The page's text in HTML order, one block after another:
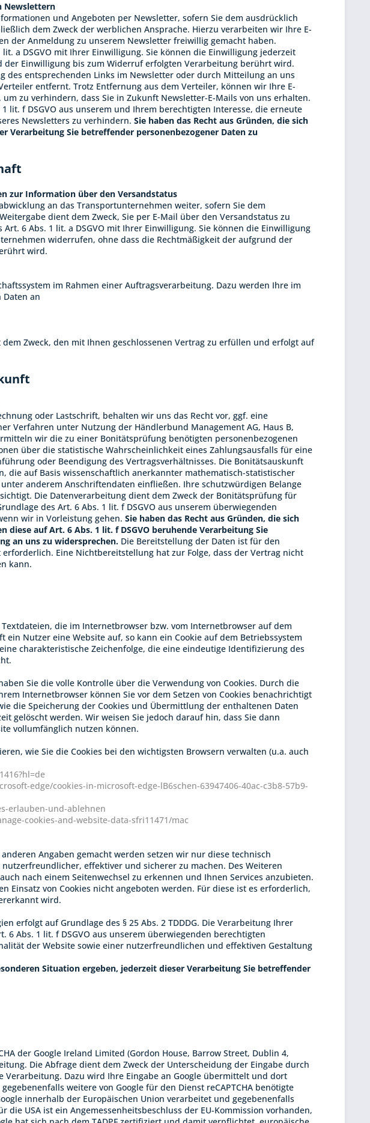
Newslettern
und Angeboten per Newsletter, sofern Sie dem ausdrücklich
dem Zweck der werblichen Ansprache. Hierzu verarbeiten wir Ihre E-
der Anmeldung zu unserem Newsletter freiwillig gemacht haben.
a DSGVO mit Ihrer Einwilligung. Sie können die Einwilligung jederzeit
Einwilligung bis zum Widerruf erfolgten Verarbeitung berührt wird.
des entsprechenden Links im Newsletter oder durch Mitteilung an uns
entfernt. Trotz Entfernung aus dem Verteiler, können wir Ihre E-
zu verhindern, dass Sie in Zukunft Newsletter-E-Mails von uns erhalten.
lit. f DSGVO aus unserem und Ihrem berechtigten Interesse, die erneute
Newsletters zu verhindern. Sie haben das Recht aus Gründen, die sich
Verarbeitung Sie betreffender personenbezogener Daten zu
zur Information über den Versandstatus
an das Transportunternehmen weiter, sofern Sie dem
dient dem Zweck, Sie per E-Mail über den Versandstatus zu
6 Abs. 1 lit. a DSGVO mit Ihrer Einwilligung. Sie können die Einwilligung
widerrufen, ohne dass die Rechtmäßigkeit der aufgrund der
wird.
im Rahmen einer Auftragsverarbeitung. Dazu werden Ihre im
Daten an
Zweck, den mit Ihnen geschlossenen Vertrag zu erfüllen und erfolgt auf
oder Lastschrift, behalten wir uns das Recht vor, ggf. eine
Verfahren unter Nutzung der Händlerbund Management AG, Haus B,
wir die zu einer Bonitätsprüfung benötigten personenbezogenen
über die statistische Wahrscheinlichkeit eines Zahlungsausfalls für eine
oder Beendigung des Vertragsverhältnisses. Die Bonitätsauskunft
die auf Basis wissenschaftlich anerkannter mathematisch-statistischer
anderem Anschriftendaten einfließen. Ihre schutzwürdigen Belange
Die Datenverarbeitung dient dem Zweck der Bonitätsprüfung für
des Art. 6 Abs. 1 lit. f DSGVO aus unserem überwiegenden
wir in Vorleistung gehen. Sie haben das Recht aus Gründen, die sich
auf Art. 6 Abs. 1 lit. f DSGVO beruhende Verarbeitung Sie
an uns zu widersprechen. Die Bereitstellung der Daten ist für den
Eine Nichtbereitstellung hat zur Folge, dass der Vertrag nicht
kann.
die im Internetbrowser bzw. vom Internetbrowser auf dem
Nutzer eine Website auf, so kann ein Cookie auf dem Betriebssystem
charakteristische Zeichenfolge, die eine eindeutige Identifizierung des
Sie die volle Kontrolle über die Verwendung von Cookies. Durch die
Internetbrowser können Sie vor dem Setzen von Cookies benachrichtigt
die Speicherung der Cookies und Übermittlung der enthaltenen Daten
gelöscht werden. Wir weisen Sie jedoch darauf hin, dass Sie dann
vollumfänglich nutzen können.
wie Sie die Cookies bei den wichtigsten Browsern verwalten (u.a. auch
edge/cookies-in-microsoft-edge-lB6schen-63947406-40ac-c3b8-57b9-
erlauben-und-ablehnen
cookies-and-website-data-sfri11471/mac
Angaben gemacht werden setzen wir nur diese technisch
effektiver und sicherer zu machen. Des Weiteren
nach einem Seitenwechsel zu erkennen und Ihnen Services anzubieten.
Einsatz von Cookies nicht angeboten werden. Für diese ist es erforderlich,
wird.
erfolgt auf Grundlage des § 25 Abs. 2 TDDDG. Die Verarbeitung Ihrer
6 Abs. 1 lit. f DSGVO aus unserem überwiegenden berechtigten
der Website sowie einer nutzerfreundlichen und effektiven Gestaltung
Situation ergeben, jederzeit dieser Verarbeitung Sie betreffender
der Google Ireland Limited (Gordon House, Barrow Street, Dublin 4,
Die Abfrage dient dem Zweck der Unterscheidung der Eingabe durch
Dazu wird Ihre Eingabe an Google übermittelt und dort
weitere von Google für den Dienst reCAPTCHA benötigte
innerhalb der Europäischen Union verarbeitet und gegebenenfalls
die USA ist ein Angemessenheitsbeschluss der EU-Kommission vorhanden,